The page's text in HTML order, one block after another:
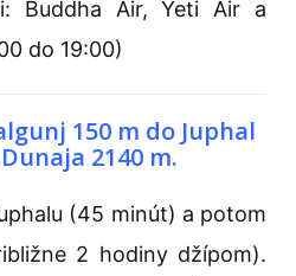
Buddha Air, Yeti Air a
do 19:00)
150 m do Juphal
2140 m.
(45 minút) a potom
2 hodiny džípom).